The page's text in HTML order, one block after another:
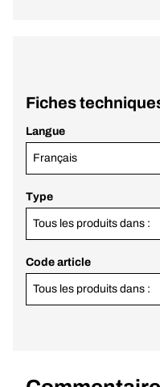
Fiches
Langue
Français
Type
Tous les produits dans :
Code article
Tous les produits dans :